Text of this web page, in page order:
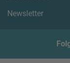
Newsletter